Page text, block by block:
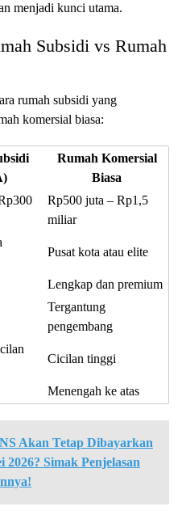
menjadi kunci utama.
Subsidi vs Rumah
rumah subsidi yang
komersial biasa:
Rumah Komersial
Biasa
Rp500 juta – Rp1,5
miliar
Pusat kota atau elite
Lengkap dan premium
Tergantung
pengembang
Cicilan tinggi
Menengah ke atas
Akan Tetap Dibayarkan
Simak Penjelasan